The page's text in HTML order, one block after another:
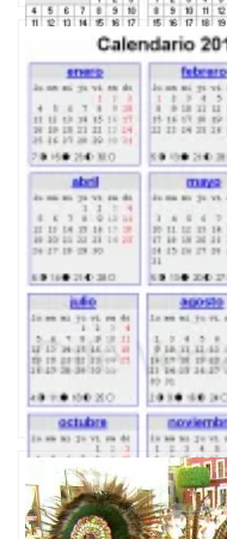
Calendario laboral 2015